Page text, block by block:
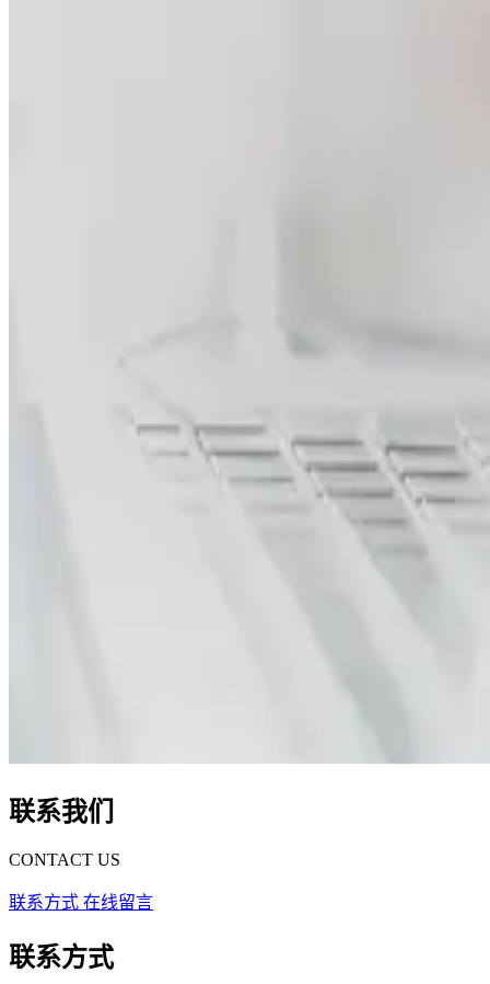
联系我们
CONTACT US
联系方式 在线留言
联系方式